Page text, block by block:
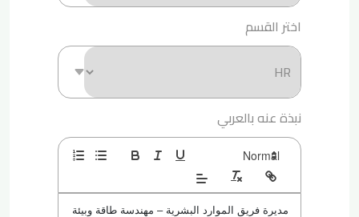
اختر القسم
نبذة عنه بالعربي